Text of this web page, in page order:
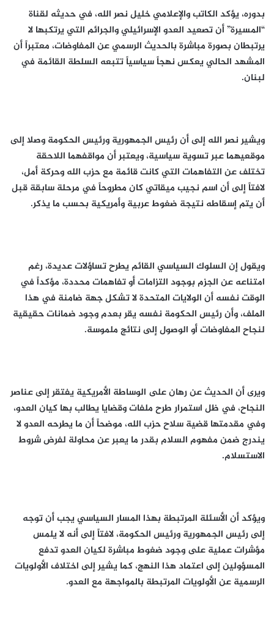
بدوره، يؤكد الكاتب والإعلامي خليل نصر الله، في حديثه لقناة
“المسيرة” أن تصعيد العدو الإسرائيلي والجرائم التي يرتكبها لا
يرتبطان بصورة مباشرة بالحديث الرسمي عن المفاوضات، معتبراً أن
المشهد الحالي يعكس نهجاً سياسياً تتبعه السلطة القائمة في
لبنان.
ويشير نصر الله إلى أن رئيس الجمهورية ورئيس الحكومة وصلا إلى
موقعيهما عبر تسوية سياسية، ويعتبر أن مواقفهما اللاحقة
تختلف عن التفاهمات التي كانت قائمة مع حزب الله وحركة أمل،
لافتاً إلى أن اسم نجيب ميقاتي كان مطروحاً في مرحلة سابقة قبل
أن يتم إسقاطه نتيجة ضغوط عربية وأمريكية بحسب ما يذكر.
ويقول إن السلوك السياسي القائم يطرح تساؤلات عديدة، رغم
امتناعه عن الجزم بوجود التزامات أو تفاهمات محددة، مؤكداً في
الوقت نفسه أن الولايات المتحدة لا تشكل جهة ضامنة في هذا
الملف، وأن رئيس الحكومة نفسه يقر بعدم وجود ضمانات حقيقية
لنجاح المفاوضات أو الوصول إلى نتائج ملموسة.
ويرى أن الحديث عن رهان على الوساطة الأمريكية يفتقر إلى عناصر
النجاح، في ظل استمرار طرح ملفات وقضايا يطالب بها كيان العدو،
وفي مقدمتها قضية سلاح حزب الله، موضحاً أن ما يطرحه العدو لا
يندرج ضمن مفهوم السلام بقدر ما يعبر عن محاولة لفرض شروط
الاستسلام.
ويؤكد أن الأسئلة المرتبطة بهذا المسار السياسي يجب أن توجه
إلى رئيس الجمهورية ورئيس الحكومة، لافتاً إلى أنه لا يلمس
مؤشرات عملية على وجود ضغوط مباشرة لكيان العدو تدفع
المسؤولين إلى اعتماد هذا النهج، كما يشير إلى اختلاف الأولويات
الرسمية عن الأولويات المرتبطة بالمواجهة مع العدو.